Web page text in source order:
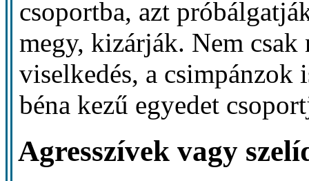
csoportba, azt
megy, kizárják. Nem
viselkedés, a
béna kezű egyedet
Agresszívek vagy